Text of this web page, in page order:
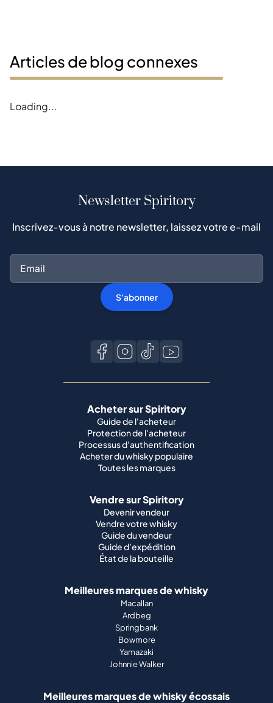
Articles de blog connexes
Loading...
Newsletter Spiritory
Inscrivez-vous à notre newsletter, laissez votre e-mail
S'abonner
Acheter sur Spiritory
Guide de l'acheteur
Protection de l'acheteur
Processus d'authentification
Acheter du whisky populaire
Toutes les marques
Vendre sur Spiritory
Devenir vendeur
Vendre votre whisky
Guide du vendeur
Guide d'expédition
État de la bouteille
Meilleures marques de whisky
Macallan
Ardbeg
Springbank
Bowmore
Yamazaki
Johnnie Walker
Meilleures marques de whisky écossais